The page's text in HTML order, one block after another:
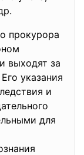
прокурора
выходят за
указания
и
для